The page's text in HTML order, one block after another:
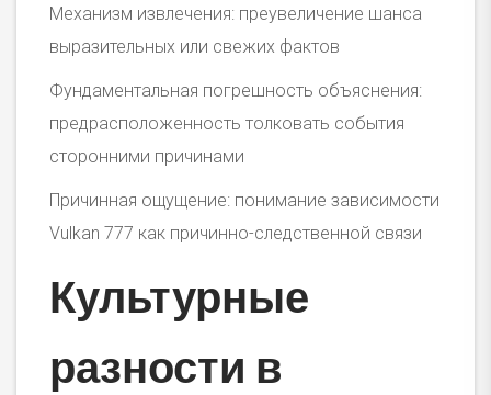
Механизм извлечения: преувеличение шанса
выразительных или свежих фактов
Фундаментальная погрешность объяснения:
предрасположенность толковать события
сторонними причинами
Причинная ощущение: понимание зависимости
Vulkan 777 как причинно-следственной связи
Культурные
разности в